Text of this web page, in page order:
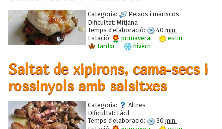
Categoria:
Peixos i mariscos
Dificultat: Mitjana
Temps d'elaboració:
40 min.
Estació:
primavera
estiu
tardor
hivern
Saltat de xipirons, cama-secs i
rossinyols amb salsitxes
Categoria:
Altres
Dificultat: Fàcil
Temps d'elaboració:
30 min.